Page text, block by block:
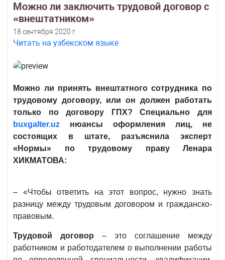
Можно ли заключить трудовой договор с
«внештатником»
18 сентября 2020 г.
Читать на узбекском языке
Можно ли принять внештатного сотрудника по
трудовому договору, или он должен работать
только по договору ГПХ? Специально для
buxgalter.uz нюансы оформления лиц, не
состоящих в штате, разъяснила эксперт
«Нормы» по трудовому праву Ленара
ХИКМАТОВА:
– «Чтобы ответить на этот вопрос, нужно знать
разницу между трудовым договором и гражданско-
правовым.
Трудовой договор – это соглашение между
работником и работодателем о выполнении работы